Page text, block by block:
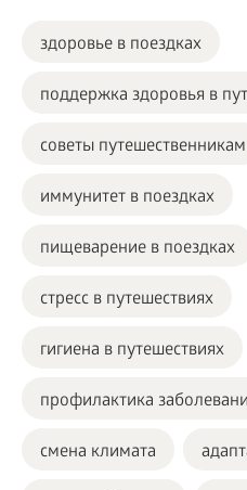
здоровье в поездках
поддержка здоровья в
советы путешественникам
иммунитет в поездках
пищеварение в поездках
стресс в путешествиях
гигиена в путешествиях
профилактика
смена климата